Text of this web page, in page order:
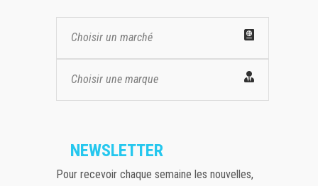
Choisir un marché
Choisir une marque
NEWSLETTER
Pour recevoir chaque semaine les nouvelles,